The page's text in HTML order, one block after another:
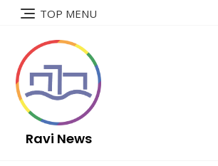
TOP MENU
Ravi News